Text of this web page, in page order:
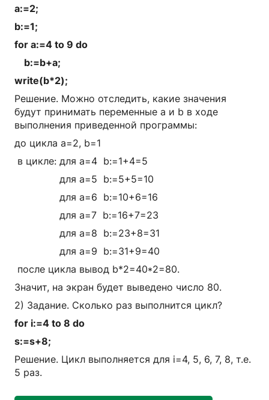
a:=2;
b:=1;
for a:=4 to 9 do
b:=b+a;
write(b*2);
Решение. Можно отследить, какие значения
будут принимать переменные a и b в ходе
выполнения приведенной программы:
до цикла a=2, b=1
в цикле: для а=4 b:=1+4=5
для а=5 b:=5+5=10
для а=6 b:=10+6=16
для а=7 b:=16+7=23
для а=8 b:=23+8=31
для а=9 b:=31+9=40
после цикла вывод b*2=40*2=80.
Значит, на экран будет выведено число 80.
2) Задание. Сколько раз выполнится цикл?
for i:=4 to 8 do
s:=s+8;
Решение. Цикл выполняется для i=4, 5, 6, 7, 8, т.е.
5 раз.